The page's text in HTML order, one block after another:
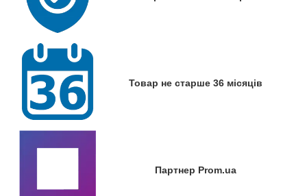
Товар не старше 36 місяців
Партнер Prom.ua